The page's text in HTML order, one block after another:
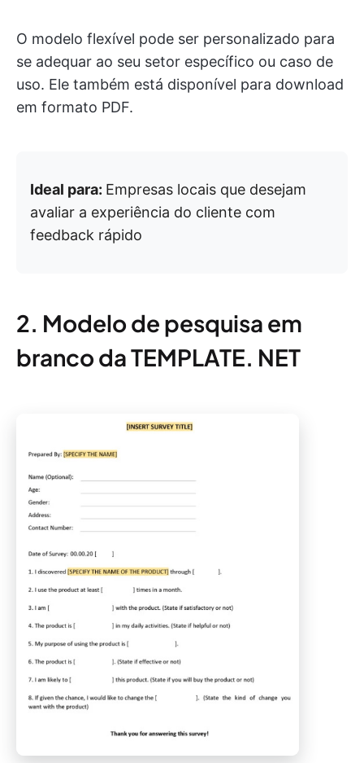
O modelo flexível pode ser personalizado para
se adequar ao seu setor específico ou caso de
uso. Ele também está disponível para download
em formato PDF.
Ideal para: Empresas locais que desejam
avaliar a experiência do cliente com
feedback rápido
2. Modelo de pesquisa em
branco da TEMPLATE. NET